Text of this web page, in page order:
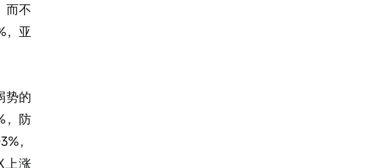
而不
，亚
势的
，防
，
上涨